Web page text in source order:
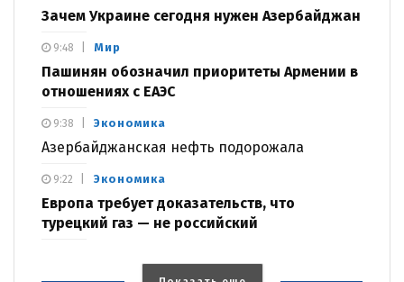
Зачем Украине сегодня нужен Азербайджан
Мир
Пашинян обозначил приоритеты Армении в
отношениях с ЕАЭС
9:48
Экономика
Азербайджанская нефть подорожала
9:38
Экономика
Европа требует доказательств, что
турецкий газ — не российский
9:22